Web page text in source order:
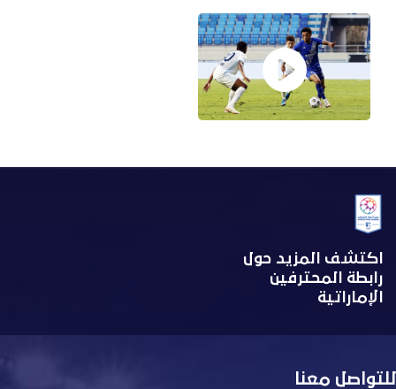
اكتشف المزيد حول
رابطة المحترفين
الإماراتية
للتواصل معنا